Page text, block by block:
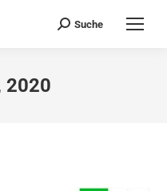
Search:
Suche
2020